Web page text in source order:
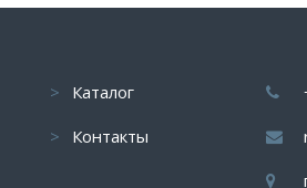
Каталог
Контакты